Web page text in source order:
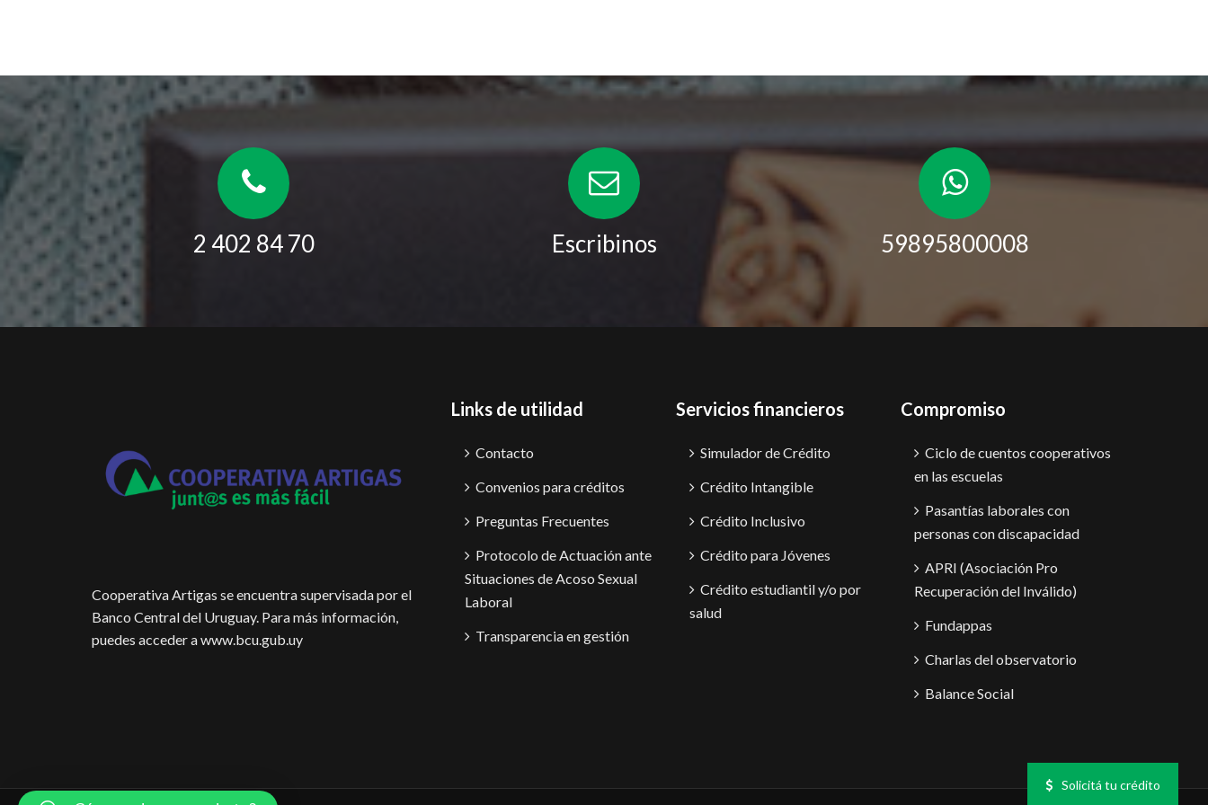
2 402 84 70 Escribinos 59895800008
Cooperativa Artigas se encuentra supervisada por el
Banco Central del Uruguay. Para más información,
puedes acceder a www.bcu.gub.uy
Links de utilidad
Contacto
Convenios para créditos
Preguntas Frecuentes
Protocolo de Actuación ante
Situaciones de Acoso Sexual
Laboral
Transparencia en gestión
Servicios financieros
Simulador de Crédito
Crédito Intangible
Crédito Inclusivo
Crédito para Jóvenes
Crédito estudiantil y/o por
salud
Compromiso
Ciclo de cuentos cooperativos
en las escuelas
Pasantías laborales con
personas con discapacidad
APRI (Asociación Pro
Recuperación del Inválido)
Fundappas
Charlas del observatorio
Balance Social
Solicitá tu crédito